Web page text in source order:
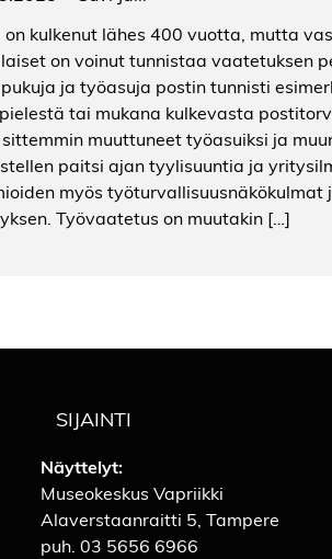
on kulkenut lähes 400 vuotta, mutta
on voinut tunnistaa vaatetuksen
ja työasuja postin tunnisti
tai mukana kulkevasta
muuttuneet työasuiksi ja
paitsi ajan tyylisuuntia ja
myös työturvallisuusnäkökulmat
Työvaatetus on muutakin […]
SIJAINTI
Näyttelyt:
Museokeskus Vapriikki
Alaverstaanraitti 5, Tampere
puh.03 5656 6966